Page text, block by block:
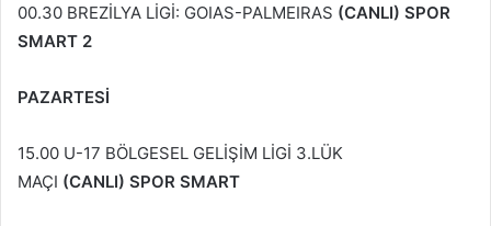
00.30 BREZİLYA LİGİ: GOIAS-PALMEIRAS (CANLI) SPOR
SMART 2
PAZARTESİ
15.00 U-17 BÖLGESEL GELİŞİM LİGİ 3.LÜK
MAÇI (CANLI) SPOR SMART